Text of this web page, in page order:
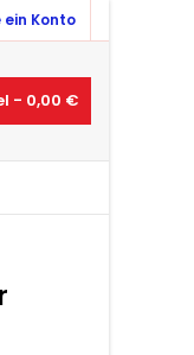
ein Konto
- 0,00 €